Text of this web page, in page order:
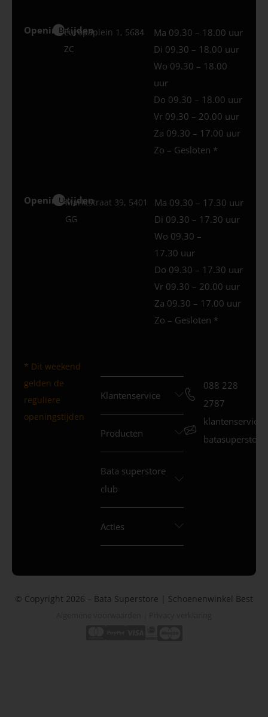
Openingstijden
Best
Europaplein 1, 5684
ZC
Ma 09.30 – 18.00 uur
Di 09.30 – 18.00 uur
Wo 09.30 – 18.00
uur
Do 09.30 – 18.00 uur
Vr 09.30 – 20.00 uur
Za 09.30 – 17.00 uur
Zo – Gesloten *
Openingstijden
Uden
Marktstraat 39, 5401
GG
Ma 09.30 – 17.30 uur
Di 09.30 – 17.30 uur
Wo 09.30 –
17.30 uur
Do 09.30 – 17.30 uur
Vr 09.30 – 20.00 uur
Za 09.30 – 17.00 uur
Zo – Gesloten *
* Dit weekend
gelden de
reguliere
openingstijden
Klantenservice
Producten
Bata superstore
club
Acties
088 228
2787
© Copyright 2026 – Bata Superstore | Schoenenwinkel Best